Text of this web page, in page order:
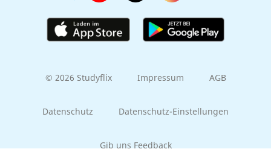
© 2026 Studyflix Impressum AGB
Datenschutz Datenschutz-Einstellungen
Gib uns Feedback